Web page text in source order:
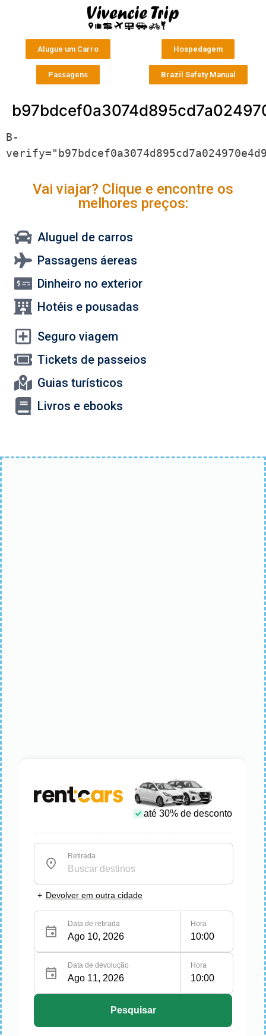
Alugue um Carro Hospedagem
Passagens Brazil Safety Manual
B-
Vai viajar? Clique e encontre os
melhores preços:
Aluguel de carros
Passagens áereas
Dinheiro no exterior
Hotéis e pousadas
Seguro viagem
Tickets de passeios
Guias turísticos
Livros e ebooks